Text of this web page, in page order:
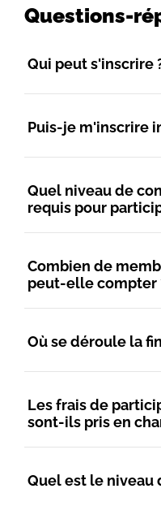
Questions-
Qui peut s'inscrire
Puis-je m'inscrire
Quel niveau de
requis pour
Combien de
peut-elle compter
Où se déroule la
Les frais de
sont-ils pris en
Quel est le niveau